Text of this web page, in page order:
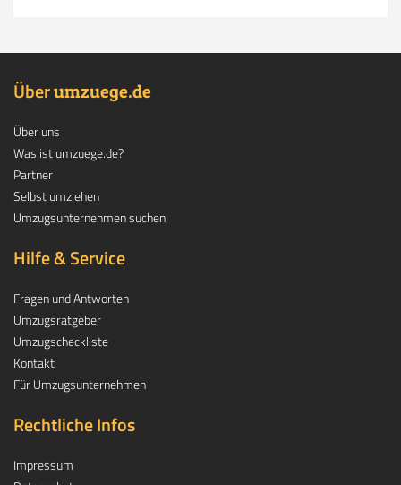
Überumzuege.de
Über uns
Was ist umzuege.de?
Partner
Selbst umziehen
Umzugsunternehmen suchen
Hilfe & Service
Fragen und Antworten
Umzugsratgeber
Umzugscheckliste
Kontakt
Für Umzugsunternehmen
Rechtliche Infos
Impressum